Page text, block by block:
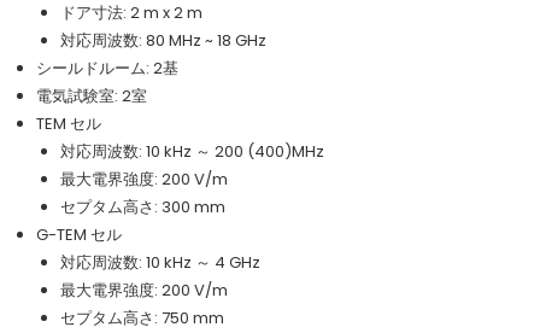
ドア寸法: 2 m x 2 m
対応周波数: 80 MHz ~ 18 GHz
シールドルーム: 2基
電気試験室: 2室
TEM セル
対応周波数: 10 kHz ～ 200 (400)MHz
最大電界強度: 200 V/m
セプタム高さ: 300 mm
G-TEM セル
対応周波数: 10 kHz ～ 4 GHz
最大電界強度: 200 V/m
セプタム高さ: 750 mm